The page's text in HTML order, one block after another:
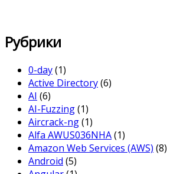
Рубрики
0-day(1)
Active Directory(6)
AI (6)
AI-Fuzzing(1)
Aircrack-ng(1)
Alfa AWUS036NHA(1)
Amazon Web Services (AWS) (8)
Android (5)